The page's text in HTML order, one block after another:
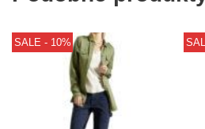
SALE - 10%